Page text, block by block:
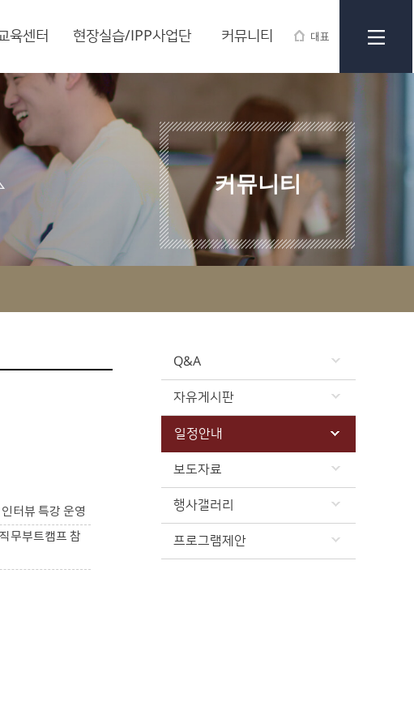
대표
육센터 현장실습/IPP사업단 커뮤니티
커뮤니티
Q&A
자유게시판
일정안내
보도자료
행사갤러리
프로그램제안
터뷰 특강 운영
무부트캠프 참